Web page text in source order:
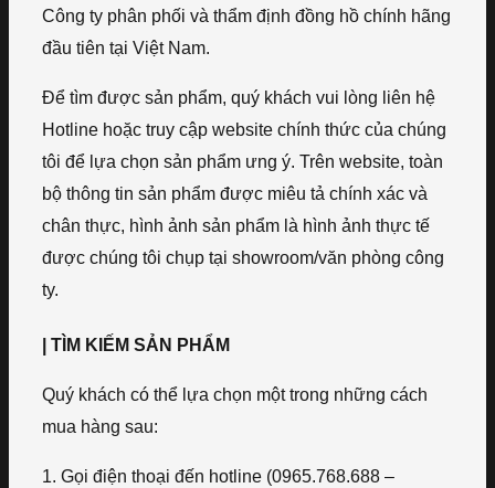
Công ty phân phối và thẩm định đồng hồ chính hãng
đầu tiên tại Việt Nam.
Để tìm được sản phẩm, quý khách vui lòng liên hệ
Hotline hoặc truy cập website chính thức của chúng
tôi để lựa chọn sản phẩm ưng ý. Trên website, toàn
bộ thông tin sản phẩm được miêu tả chính xác và
chân thực, hình ảnh sản phẩm là hình ảnh thực tế
được chúng tôi chụp tại showroom/văn phòng công
ty.
| TÌM KIẾM SẢN PHẨM
Quý khách có thể lựa chọn một trong những cách
mua hàng sau:
1. Gọi điện thoại đến hotline (0965.768.688 –